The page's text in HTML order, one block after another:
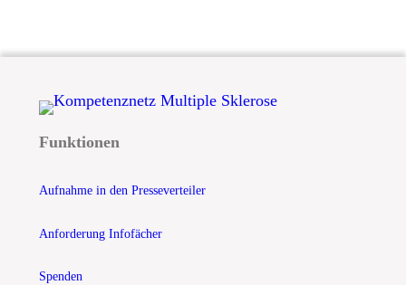
Funktionen
Aufnahme in den Presseverteiler
Anforderung Infofächer
Spenden